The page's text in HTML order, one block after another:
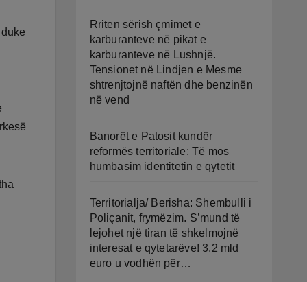
Rriten sërish çmimet e
karburanteve në pikat e
karburanteve në Lushnjë.
Tensionet në Lindjen e Mesme
shtrenjtojnë naftën dhe benzinën
në vend
Banorët e Patosit kundër
reformës territoriale: Të mos
humbasim identitetin e qytetit
Territorialja/ Berisha: Shembulli i
Poliçanit, frymëzim. S’mund të
lejohet një tiran të shkelmojnë
interesat e qytetarëve! 3.2 mld
euro u vodhën për…